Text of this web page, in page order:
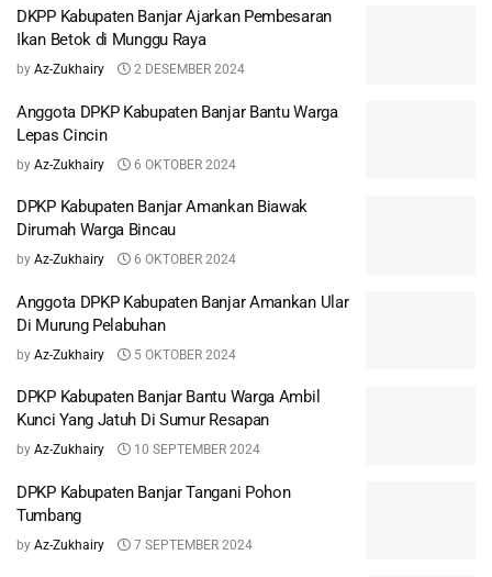
DKPP Kabupaten Banjar Ajarkan Pembesaran
Ikan Betok di Munggu Raya
by Az-Zukhairy 2 DESEMBER 2024
Anggota DPKP Kabupaten Banjar Bantu Warga
Lepas Cincin
by Az-Zukhairy 6 OKTOBER 2024
DPKP Kabupaten Banjar Amankan Biawak
Dirumah Warga Bincau
by Az-Zukhairy 6 OKTOBER 2024
Anggota DPKP Kabupaten Banjar Amankan Ular
Di Murung Pelabuhan
by Az-Zukhairy 5 OKTOBER 2024
DPKP Kabupaten Banjar Bantu Warga Ambil
Kunci Yang Jatuh Di Sumur Resapan
by Az-Zukhairy 10 SEPTEMBER 2024
DPKP Kabupaten Banjar Tangani Pohon
Tumbang
by Az-Zukhairy 7 SEPTEMBER 2024